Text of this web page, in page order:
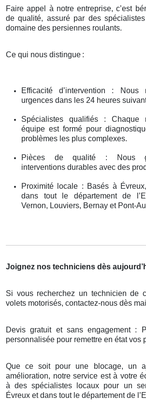
Faire appel à notre entreprise, c’est
de qualité, assuré par des
domaine des persiennes roulants.
Ce qui nous distingue :
Efficacité d’intervention :
urgences dans les 24 heures
Spécialistes qualifiés : Chaque
équipe est formé pour
problèmes les plus complexes.
Pièces de qualité : Nous
interventions durables avec des
Proximité locale : Basés à
dans tout le département de
Vernon, Louviers, Bernay et Pont-
Joignez nos techniciens dès
Si vous recherchez un technicien de
volets motorisés, contactez-nous dès
Devis gratuit et sans engagement :
personnalisée pour remettre en état vos
Que ce soit pour une blocage, un
amélioration, notre service est à votre
à des spécialistes locaux pour un
Évreux et dans tout le département de